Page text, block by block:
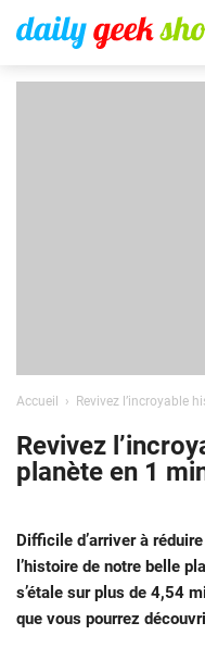
Accueil Revivez l’incroyable
Revivez
planète en 1
Difficile d’arriver à
l’histoire de notre belle
s’étale sur plus de 4,54
que vous pourrez